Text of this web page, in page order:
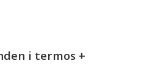
i termos +